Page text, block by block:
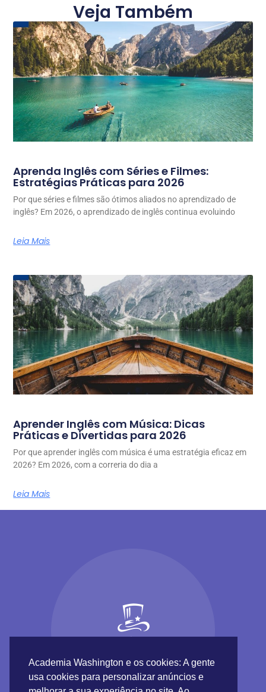
Veja Também
Aprenda Inglês com Séries e Filmes:
Estratégias Práticas para 2026
Por que séries e filmes são ótimos aliados no aprendizado de
inglês? Em 2026, o aprendizado de inglês continua evoluindo
Leia Mais
Aprender Inglês com Música: Dicas
Práticas e Divertidas para 2026
Por que aprender inglês com música é uma estratégia eficaz em
2026? Em 2026, com a correria do dia a
Leia Mais
Academia Washington e os cookies: A gente
usa cookies para personalizar anúncios e